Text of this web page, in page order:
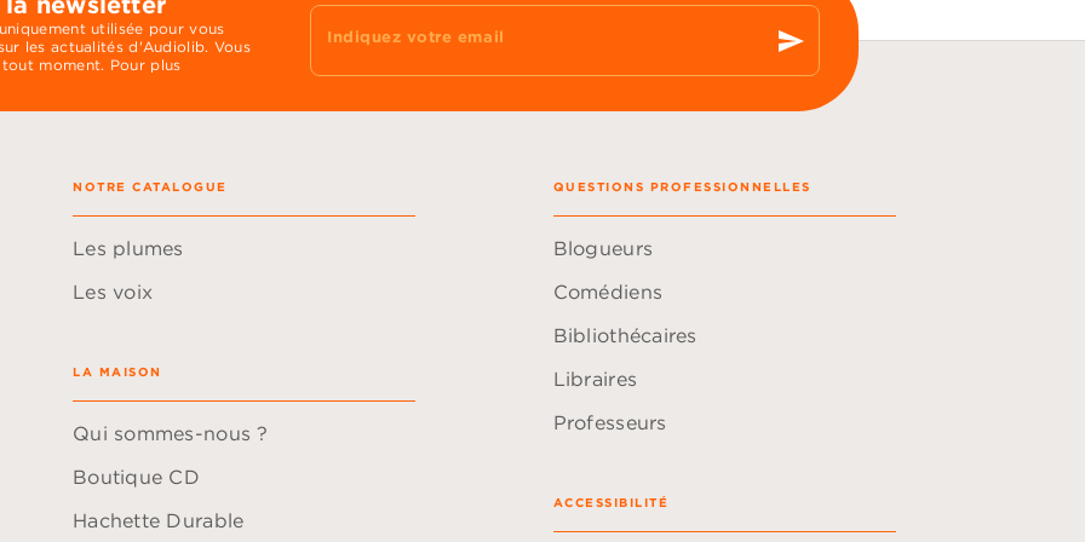
utilisée pour vous
les actualités d'Audiolib. Vous
moment. Pour plus
Indiquez votre email send
NOTRE CATALOGUE
Les plumes
Les voix
LA MAISON
Qui sommes-nous ?
Boutique CD
Hachette Durable
QUESTIONS PROFESSIONNELLES
Blogueurs
Comédiens
Bibliothécaires
Libraires
Professeurs
ACCESSIBILITÉ